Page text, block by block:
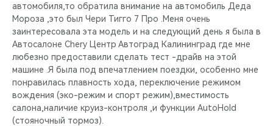
автомобиля,то обратила внимание на автомобиль Деда
Мороза ,это был Чери Тигго 7 Про .Меня очень
заинтересовала эта модель и на следующий день я была в
Автосалоне Chery Центр Автоград Калининград где мне
любезно предоставили сделать тест -драйв на этой
машине .Я была под впечатлением поездки, особенно мне
понравилась плавность хода, переключение режимом
вождения (эко-режим и спорт режим),вместимость
салона,наличие круиз-контроля ,и функции AutoHold
(стояночный тормоз).